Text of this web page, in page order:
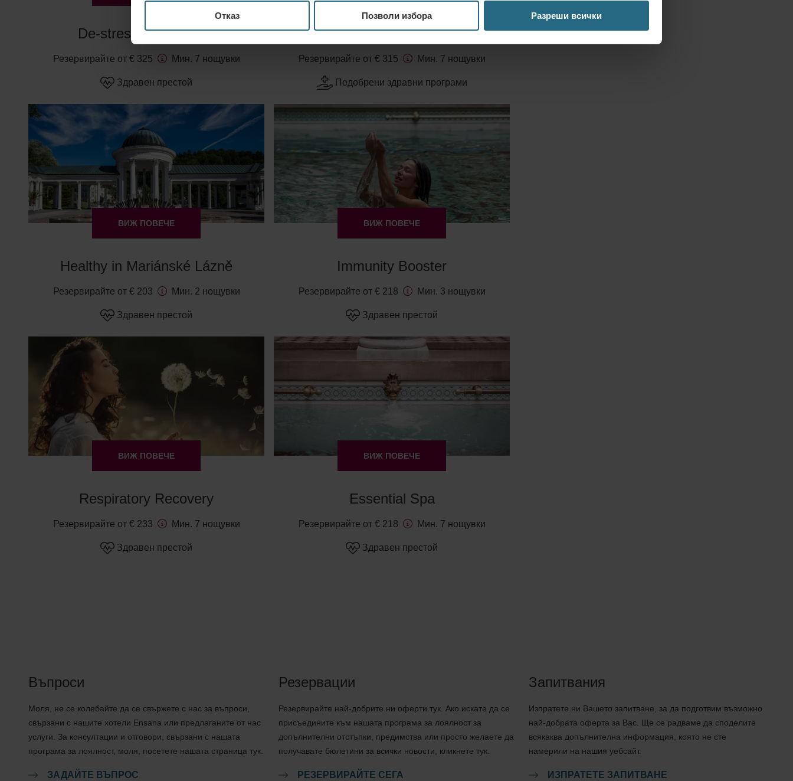
Отказ Позволи избора Разреши всички
De-stress Programme
Резервирайте от € 325 Мин. 7 нощувки
Здравен престой
Healthy Aging Programme
Резервирайте от € 315 Мин. 7 нощувки
Подобрени здравни програми
ВИЖ ПОВЕЧЕ
Healthy in Mariánské Lázně
Резервирайте от € 203 Мин. 2 нощувки
Здравен престой
ВИЖ ПОВЕЧЕ
Immunity Booster
Резервирайте от € 218 Мин. 3 нощувки
Здравен престой
ВИЖ ПОВЕЧЕ
Respiratory Recovery
Резервирайте от € 233 Мин. 7 нощувки
Здравен престой
ВИЖ ПОВЕЧЕ
Essential Spa
Резервирайте от € 218 Мин. 7 нощувки
Здравен престой
Въпроси
Моля, не се колебайте да се свържете с нас за въпроси,
свързани с нашите хотели Ensana или предлаганите от нас
услуги. За консултации и отговори, свързани с нашата
програма за лоялност, моля, посетете нашата страница тук.
ЗАДАЙТЕ ВЪПРОС
Резервации
Резервирайте най-добрите ни оферти тук. Ако искате да се
присъедините към нашата програма за лоялност за
допълнителни отстъпки, предимства или просто желаете да
получавате бюлетини за всички новости, кликнете тук.
РЕЗЕРВИРАЙТЕ СЕГА
Запитвания
Изпратете ни Вашето запитване, за да подготвим възможно
най-добрата оферта за Вас. Ще се радваме да споделите
всякаква допълнителна информация, която не сте
намерили на нашия уебсайт.
ИЗПРАТЕТЕ ЗАПИТВАНЕ